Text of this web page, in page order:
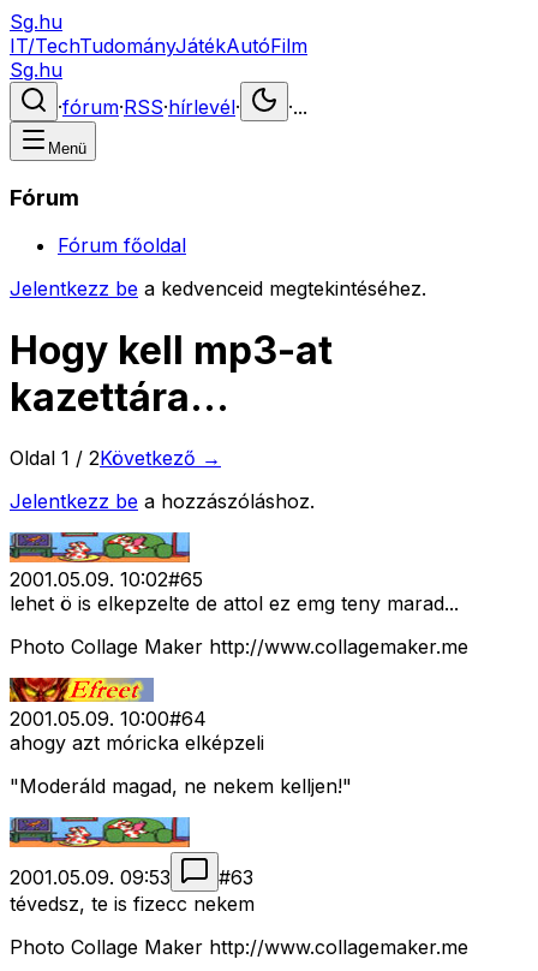
Sg.hu
IT/TechTudományJátékAutóFilm
Sg.hu
·fórum·RSS·hírlevél· ·...
Menü
Fórum
Fórum főoldal
Jelentkezz be a kedvenceid megtekintéséhez.
Hogy kell mp3-at
kazettára...
Oldal 1 / 2Következő →
Jelentkezz be a hozzászóláshoz.
2001.05.09. 10:02#65
lehet ö is elkepzelte de attol ez emg teny marad...
Photo Collage Maker http://www.collagemaker.me
2001.05.09. 10:00#64
ahogy azt móricka elképzeli
"Moderáld magad, ne nekem kelljen!"
2001.05.09. 09:53 #63
tévedsz, te is fizecc nekem
Photo Collage Maker http://www.collagemaker.me